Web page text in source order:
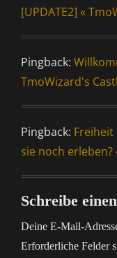
[UPDATE2] «
Pingback:
TmoWizard's
Pingback:
sie noch erleben?
Schreibe
Deine E-Mail-
Erforderliche Felder